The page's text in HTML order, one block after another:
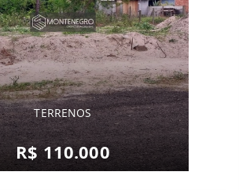
TERRENOS
R$ 110.000